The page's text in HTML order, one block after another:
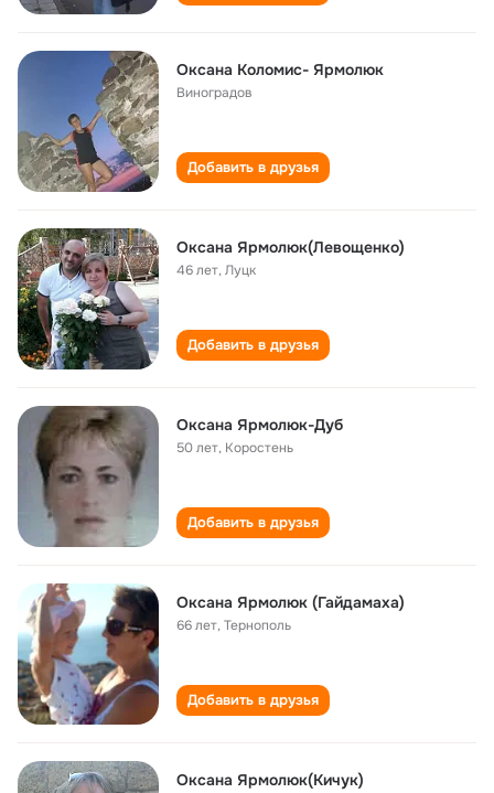
Оксана Коломис- Ярмолюк
Виноградов
Добавить в друзья
Оксана Ярмолюк(Левощенко)
46 лет,Луцк
Добавить в друзья
Оксана Ярмолюк-Дуб
50 лет, Коростень
Добавить в друзья
Оксана Ярмолюк (Гайдамаха)
66 лет,Тернополь
Добавить в друзья
Оксана Ярмолюк(Кичук)